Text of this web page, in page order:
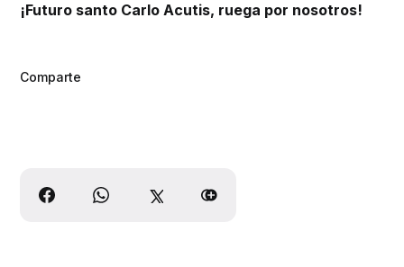
¡Futuro santo Carlo Acutis, ruega por nosotros!
Comparte